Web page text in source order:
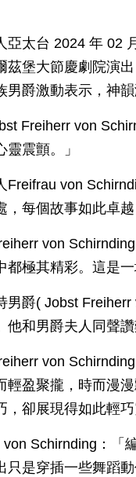
亞太台 2024 年 02
茲堡大節慶劇院演
男爵激動表示，神
Freiherr von
靈震顫。」
Freifrau von
，每個故事如此卓
von
都極其精彩。這是
男爵( Jobst
他和男爵夫人同聲
von
輕盈聚攏，時而漫
，卻展現得如此輕巧
von Schirnding：「
只是穿插一些舞蹈